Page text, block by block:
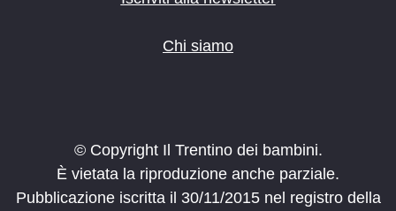
Chi siamo
© Copyright Il Trentino dei bambini.
È vietata la riproduzione anche parziale.
Pubblicazione iscritta il 30/11/2015 nel registro della